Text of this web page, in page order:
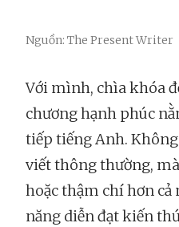
Nguồn: The Present Writer
Với mình, chìa khóa
chương hạnh phúc
tiếp tiếng Anh.
viết thông thường,
hoặc thậm chí hơn cả
năng diễn đạt kiến